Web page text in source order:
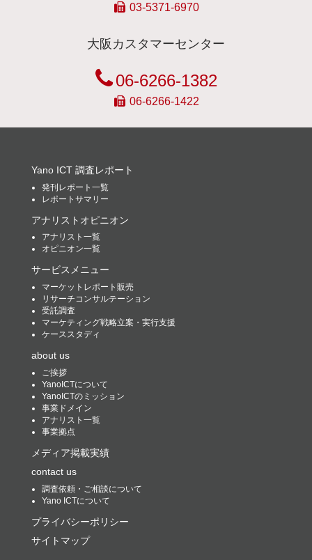
03-5371-6970
大阪カスタマーセンター
06-6266-1382
06-6266-1422
Yano ICT 調査レポート
発刊レポート一覧
レポートサマリー
アナリストオピニオン
アナリスト一覧
オピニオン一覧
サービスメニュー
マーケットレポート販売
リサーチコンサルテーション
受託調査
マーケティング戦略立案・実行支援
ケーススタディ
about us
ご挨拶
YanoICTについて
YanoICTのミッション
事業ドメイン
アナリスト一覧
事業拠点
メディア掲載実績
contact us
調査依頼・ご相談について
Yano ICTについて
プライバシーポリシー
サイトマップ